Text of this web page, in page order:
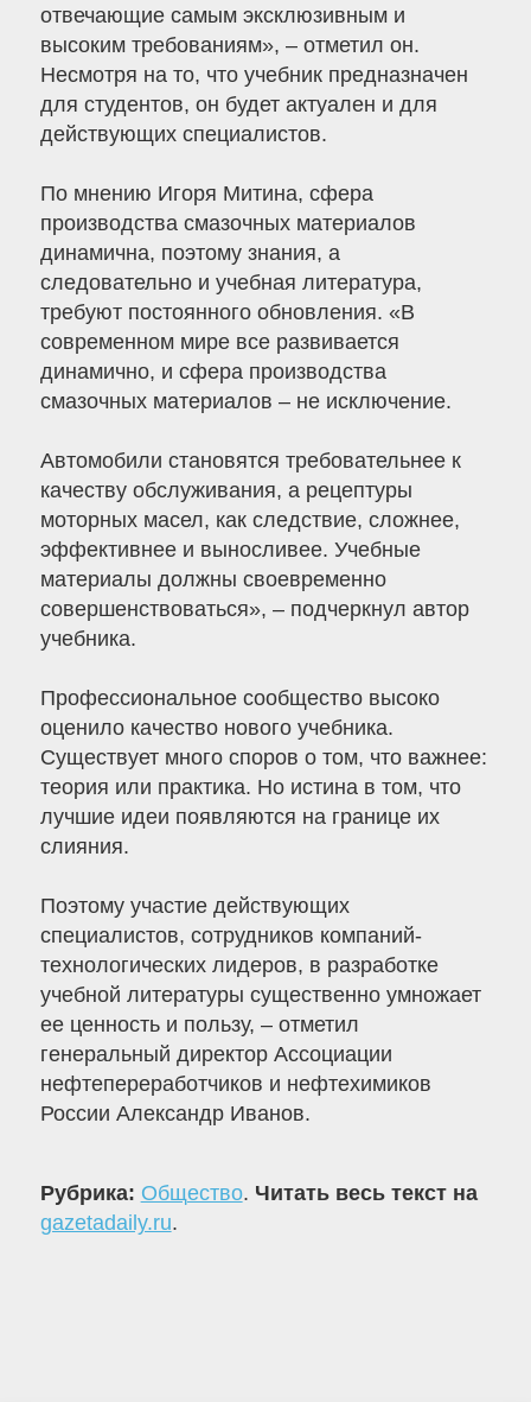
отвечающие самым эксклюзивным и
высоким требованиям», – отметил он.
Несмотря на то, что учебник предназначен
для студентов, он будет актуален и для
действующих специалистов.
По мнению Игоря Митина, сфера
производства смазочных материалов
динамична, поэтому знания, а
следовательно и учебная литература,
требуют постоянного обновления. «В
современном мире все развивается
динамично, и сфера производства
смазочных материалов – не исключение.
Автомобили становятся требовательнее к
качеству обслуживания, а рецептуры
моторных масел, как следствие, сложнее,
эффективнее и выносливее. Учебные
материалы должны своевременно
совершенствоваться», – подчеркнул автор
учебника.
Профессиональное сообщество высоко
оценило качество нового учебника.
Существует много споров о том, что важнее:
теория или практика. Но истина в том, что
лучшие идеи появляются на границе их
слияния.
Поэтому участие действующих
специалистов, сотрудников компаний-
технологических лидеров, в разработке
учебной литературы существенно умножает
ее ценность и пользу, – отметил
генеральный директор Ассоциации
нефтепереработчиков и нефтехимиков
России Александр Иванов.
Рубрика: Общество. Читать весь текст на
gazetadaily.ru.